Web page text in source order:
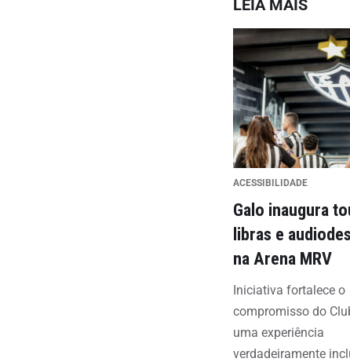
LEIA MAIS
ACESSIBILIDADE
Galo inaugura
libras e
na Arena MRV
Iniciativa fortalece o
compromisso do
uma experiência
verdadeiramente